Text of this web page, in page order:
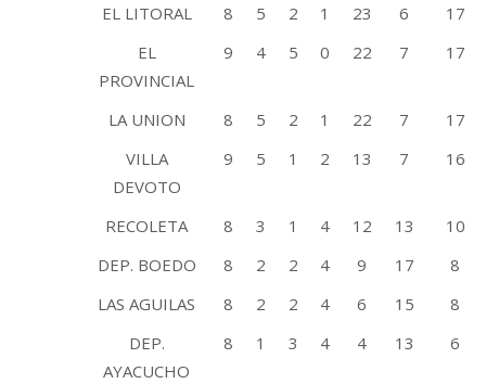
EL LITORAL 8 5 2 1 23 6
17
EL
PROVINCIAL
9 4 5 0 22 7 17
LA UNION 8 5 2 1 22 7
17
VILLA
DEVOTO
9 5 1 2 13 7 16
RECOLETA 8 3 1 4 12 13
10
DEP. BOEDO
8 2 2 4 9 17
8
LAS AGUILAS
8 2 2 4 6 15
8
DEP.
AYACUCHO
8 1 3 4 4 13 6